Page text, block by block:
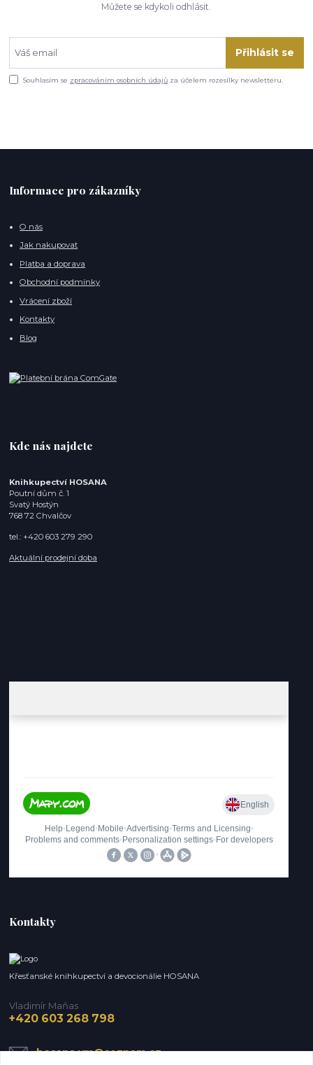
Můžete se kdykoli odhlásit.
Přihlásit se
Souhlasím se zpracováním osobních údajů za účelem rozesílky newsletteru.
Informace pro zákazníky
O nás
Jak nakupovat
Platba a doprava
Obchodní podmínky
Vrácení zboží
Kontakty
Blog
Kde nás najdete
Knihkupectví HOSANA
Poutní dům č. 1
Svatý Hostýn
768 72 Chvalčov
tel.: +420 603 279 290
Aktuální prodejní doba
Kontakty
Křesťanské knihkupectví a devocionálie HOSANA
Vladimír Maňas
+420 603 268 798
hosana.vm@seznam.cz